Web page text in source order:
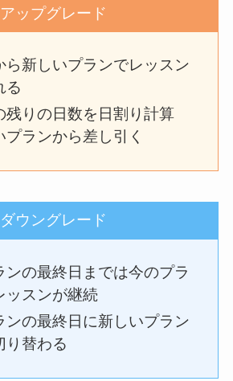
アップグレード
ら新しいプランでレッスン
る
残りの日数を日割り計算
プランから差し引く
ダウングレード
ンの最終日までは今のプラ
ッスンが継続
ンの最終日に新しいプラン
り替わる